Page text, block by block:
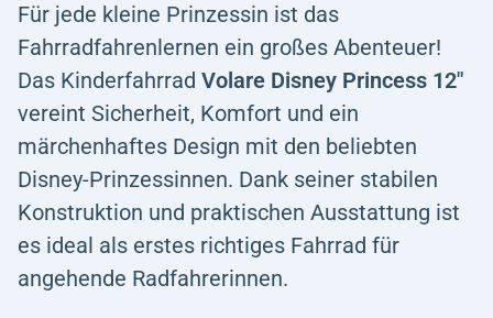
Für jede kleine Prinzessin ist das
Fahrradfahrenlernen ein großes Abenteuer!
Das Kinderfahrrad Volare Disney Princess 12"
vereint Sicherheit, Komfort und ein
märchenhaftes Design mit den beliebten
Disney-Prinzessinnen. Dank seiner stabilen
Konstruktion und praktischen Ausstattung ist
es ideal als erstes richtiges Fahrrad für
angehende Radfahrerinnen.